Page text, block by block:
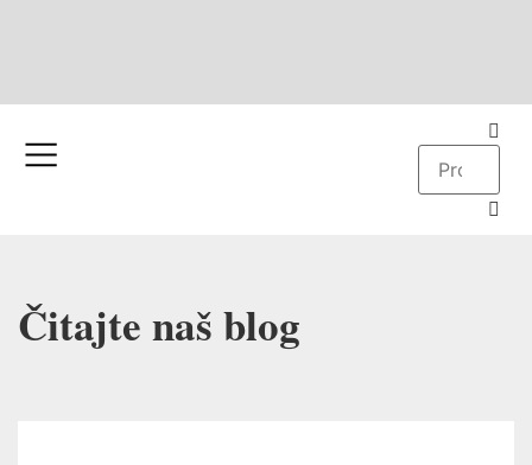
Čitajte naš blog